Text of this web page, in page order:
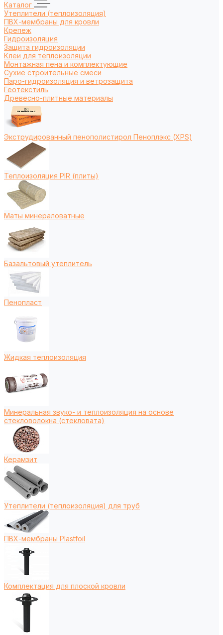
Каталог
Утеплители (теплоизоляция)
ПВХ-мембраны для кровли
Крепеж
Гидроизоляция
Защита гидроизоляции
Клеи для теплоизоляции
Монтажная пена и комплектующие
Сухие строительные смеси
Паро-гидроизоляция и ветрозащита
Геотекстиль
Древесно-плитные материалы
Экструдированный пенополистирол Пеноплэкс (XPS)
Теплоизоляция PIR (плиты)
Маты минераловатные
Базальтовый утеплитель
Пенопласт
Жидкая теплоизоляция
Минеральная звуко- и теплоизоляция на основе
стекловолокна (стекловата)
Керамзит
Утеплители (теплоизоляция) для труб
ПВХ-мембраны Plastfoil
Комплектация для плоской кровли